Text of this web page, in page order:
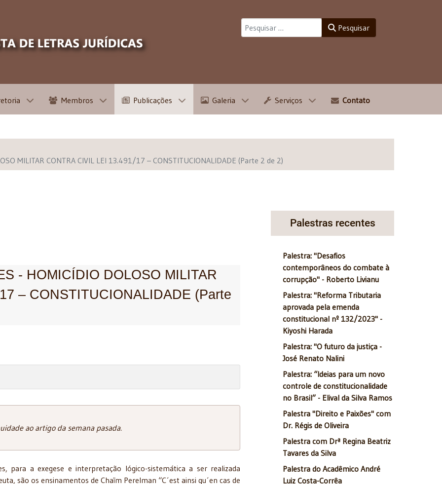
Pesquisar
Membros Publicações Galeria Serviços Contato
MILITAR CONTRA CIVIL LEI 13.491/17 – CONSTITUCIONALIDADE (Parte 2 de 2)
- HOMICÍDIO DOLOSO MILITAR
– CONSTITUCIONALIDADE (Parte
ao artigo da semana pasada.
para a exegese e interpretação lógico-sistemática a ser realizada
são os ensinamentos de Chaïm Perelman “C´est ainsi qu´en cas de
Palestras recentes
Palestra: "Desafios
contemporâneos do combate à
corrupção" - Roberto Livianu
Palestra: "Reforma Tributaria
aprovada pela emenda
constitucional nº 132/2023" -
Kiyoshi Harada
Palestra: "O futuro da justiça -
José Renato Nalini
Palestra: “Ideias para um novo
controle de constitucionalidade
no Brasil” - Elival da Silva Ramos
Palestra "Direito e Paixões" com
Dr. Régis de Oliveira
Palestra com Drª Regina Beatriz
Tavares da Silva
Palestra do Acadêmico André
Luiz Costa-Corrêa